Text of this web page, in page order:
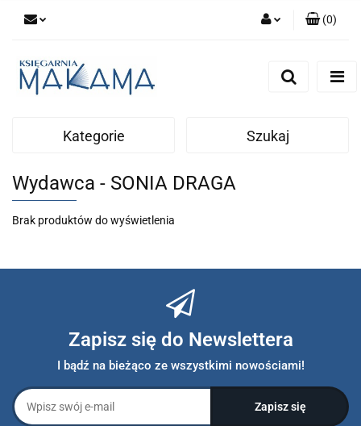
(0)
Kategorie Szukaj
Wydawca - SONIA DRAGA
Brak produktów do wyświetlenia
Zapisz się do Newslettera
I bądź na bieżąco ze wszystkimi nowościami!